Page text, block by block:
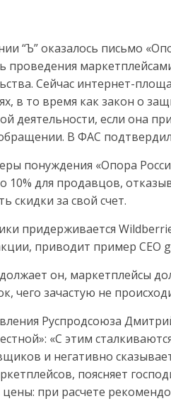
“Ъ” оказалось письмо
проведения
Сейчас интернет-
в то время как закон о
деятельности, если она
В ФАС
понуждения «Опора
10% для продавцов,
скидки за свой счет.
придерживается
приводит пример CEO
он, маркетплейсы
чего зачастую не
Руспродсоюза
«С этим
и негативно
поясняет
при расчете